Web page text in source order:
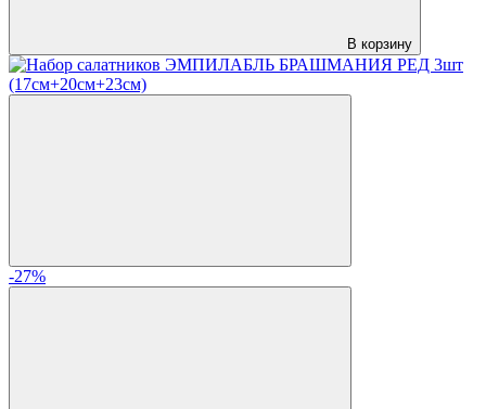
В корзину
-27%